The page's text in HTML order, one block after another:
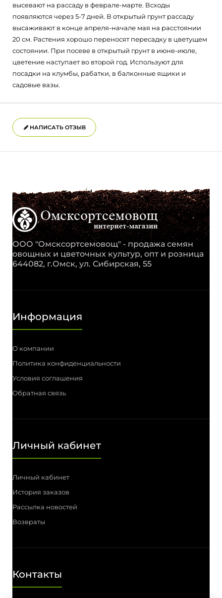
высевают на рассаду в феврале-марте. Всходы
появляются через 5-7 дней. В открытый грунт рассаду
высаживают в конце апреля-начале мая на расстоянии
20 см. Растения хорошо переносят пересадку в цветущем
состоянии. При посеве в открытый грунт в июне-июле,
цветение наступает во второй год. Используют для
посадки на клумбы, рабатки, в балконные ящики и
садовые вазы.
НАПИСАТЬ ОТЗЫВ
ООО "Омсксортсемовощ" - продажа семян
овощных и цветочных культур, опт и розница
644082, г.Омск, ул. Сибирская, 55
Информация
О компании
Политика конфиденциальности
Условия соглашения
Обратная связь
Личный кабинет
Личный кабинет
История заказов
Рассылка новостей
Возвраты
Контакты